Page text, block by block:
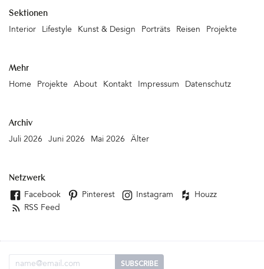
Sektionen
Interior Lifestyle Kunst & Design Porträts Reisen Projekte
Mehr
Home Projekte About Kontakt Impressum Datenschutz
Archiv
Juli 2026 Juni 2026 Mai 2026 Älter
Netzwerk
Facebook Pinterest Instagram
Houzz
RSS Feed
Email Adresse SUBSCRIBE